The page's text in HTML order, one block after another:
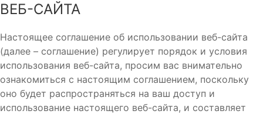
ВЕБ-САЙТА
Настоящее соглашение об использовании веб-сайта
(далее – соглашение) регулирует порядок и условия
использования веб-сайта, просим вас внимательно
ознакомиться с настоящим соглашением, поскольку
оно будет распространяться на ваш доступ и
использование настоящего веб-сайта, и составляет